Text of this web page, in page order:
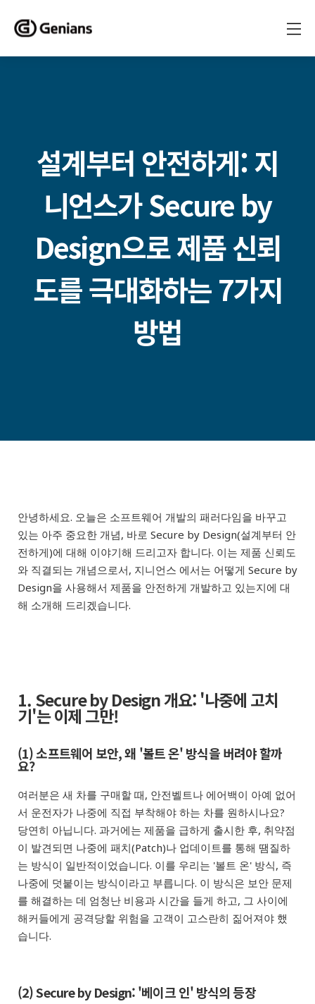
설계부터 안전하게: 지
니언스가 Secure by
Design으로 제품 신뢰
도를 극대화하는 7가지
방법
안녕하세요. 오늘은 소프트웨어 개발의 패러다임을 바꾸고
있는 아주 중요한 개념, 바로 Secure by Design(설계부터 안
전하게)에 대해 이야기해 드리고자 합니다. 이는 제품 신뢰도
와 직결되는 개념으로서, 지니언스 에서는 어떻게 Secure by
Design을 사용해서 제품을 안전하게 개발하고 있는지에 대
해 소개해 드리겠습니다.
1. Secure by Design 개요: '나중에 고치
기'는 이제 그만!
(1) 소프트웨어 보안, 왜 '볼트 온' 방식을 버려야 할까
요?
여러분은 새 차를 구매할 때, 안전벨트나 에어백이 아예 없어
서 운전자가 나중에 직접 부착해야 하는 차를 원하시나요?
당연히 아닙니다. 과거에는 제품을 급하게 출시한 후, 취약점
이 발견되면 나중에 패치(Patch)나 업데이트를 통해 땜질하
는 방식이 일반적이었습니다. 이를 우리는 '볼트 온' 방식, 즉
나중에 덧붙이는 방식이라고 부릅니다. 이 방식은 보안 문제
를 해결하는 데 엄청난 비용과 시간을 들게 하고, 그 사이에
해커들에게 공격당할 위험을 고객이 고스란히 짊어져야 했
습니다.
(2) Secure by Design: '베이크 인' 방식의 등장